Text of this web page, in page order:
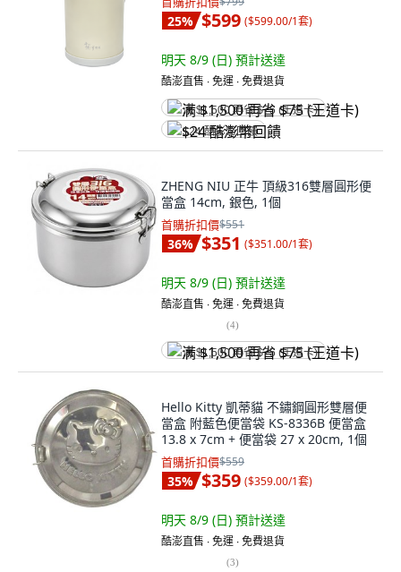
25% $599 ($599.00/1套)
明天 8/9 (日) 預計送達
酷澎直售 ∙ 免運 ∙ 免費退貨
满 $1,500 再省 $75 (王道卡)
$24 酷澎幣回饋
ZHENG NIU 正牛 頂級316雙層圓形便
當盒 14cm, 銀色, 1個
首購折扣價$551
36% $351 ($351.00/1套)
明天 8/9 (日) 預計送達
酷澎直售 ∙ 免運 ∙ 免費退貨
(4)
满 $1,500 再省 $75 (王道卡)
Hello Kitty 凱蒂貓 不鏽鋼圓形雙層便
當盒 附藍色便當袋 KS-8336B 便當盒
13.8 x 7cm + 便當袋 27 x 20cm, 1個
首購折扣價$559
35% $359 ($359.00/1套)
明天 8/9 (日) 預計送達
酷澎直售 ∙ 免運 ∙ 免費退貨
(3)